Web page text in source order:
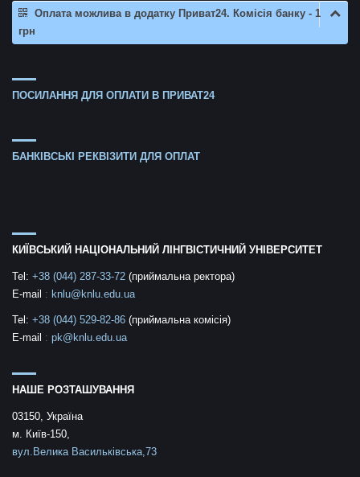
Оплата можлива в додатку Приват24. Комісія банку - 1
грн
ПОСИЛАННЯ ДЛЯ ОПЛАТИ В ПРИВАТ24
БАНКІВСЬКІ РЕКВІЗИТИ ДЛЯ ОПЛАТ
КИЇВСЬКИЙ НАЦІОНАЛЬНИЙ ЛІНГВІСТИЧНИЙ УНІВЕРСИТЕТ
Tel: +38 (044) 287-33-72 (приймальна ректора)
E-mail : knlu@knlu.edu.ua
Tel: +38 (044) 529-82-86 (приймальна комісія)
E-mail : pk@knlu.edu.ua
НАШЕ РОЗТАШУВАННЯ
03150, Україна
м. Київ-150,
вул.Велика Васильківська,73